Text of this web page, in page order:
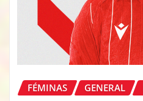
FÉMINAS GENERAL